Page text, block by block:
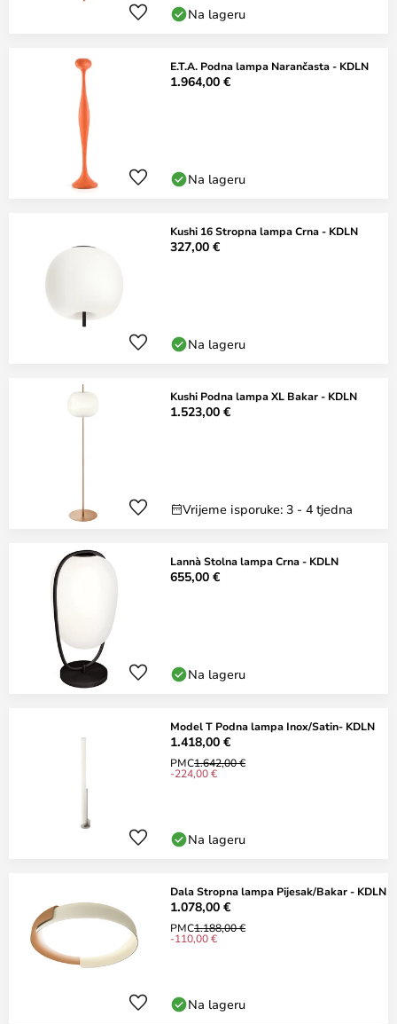
Na lageru
E.T.A. Podna lampa Narančasta - KDLN
1.964,00 €
Na lageru
Kushi 16 Stropna lampa Crna - KDLN
327,00 €
Na lageru
Kushi Podna lampa XL Bakar - KDLN
1.523,00 €
Vrijeme isporuke: 3 - 4 tjedna
Lannà Stolna lampa Crna - KDLN
655,00 €
Na lageru
Model T Podna lampa Inox/Satin- KDLN
1.418,00 €
PMC1.642,00 €
-224,00 €
Na lageru
Dala Stropna lampa Pijesak/Bakar - KDLN
1.078,00 €
PMC1.188,00 €
-110,00 €
Na lageru